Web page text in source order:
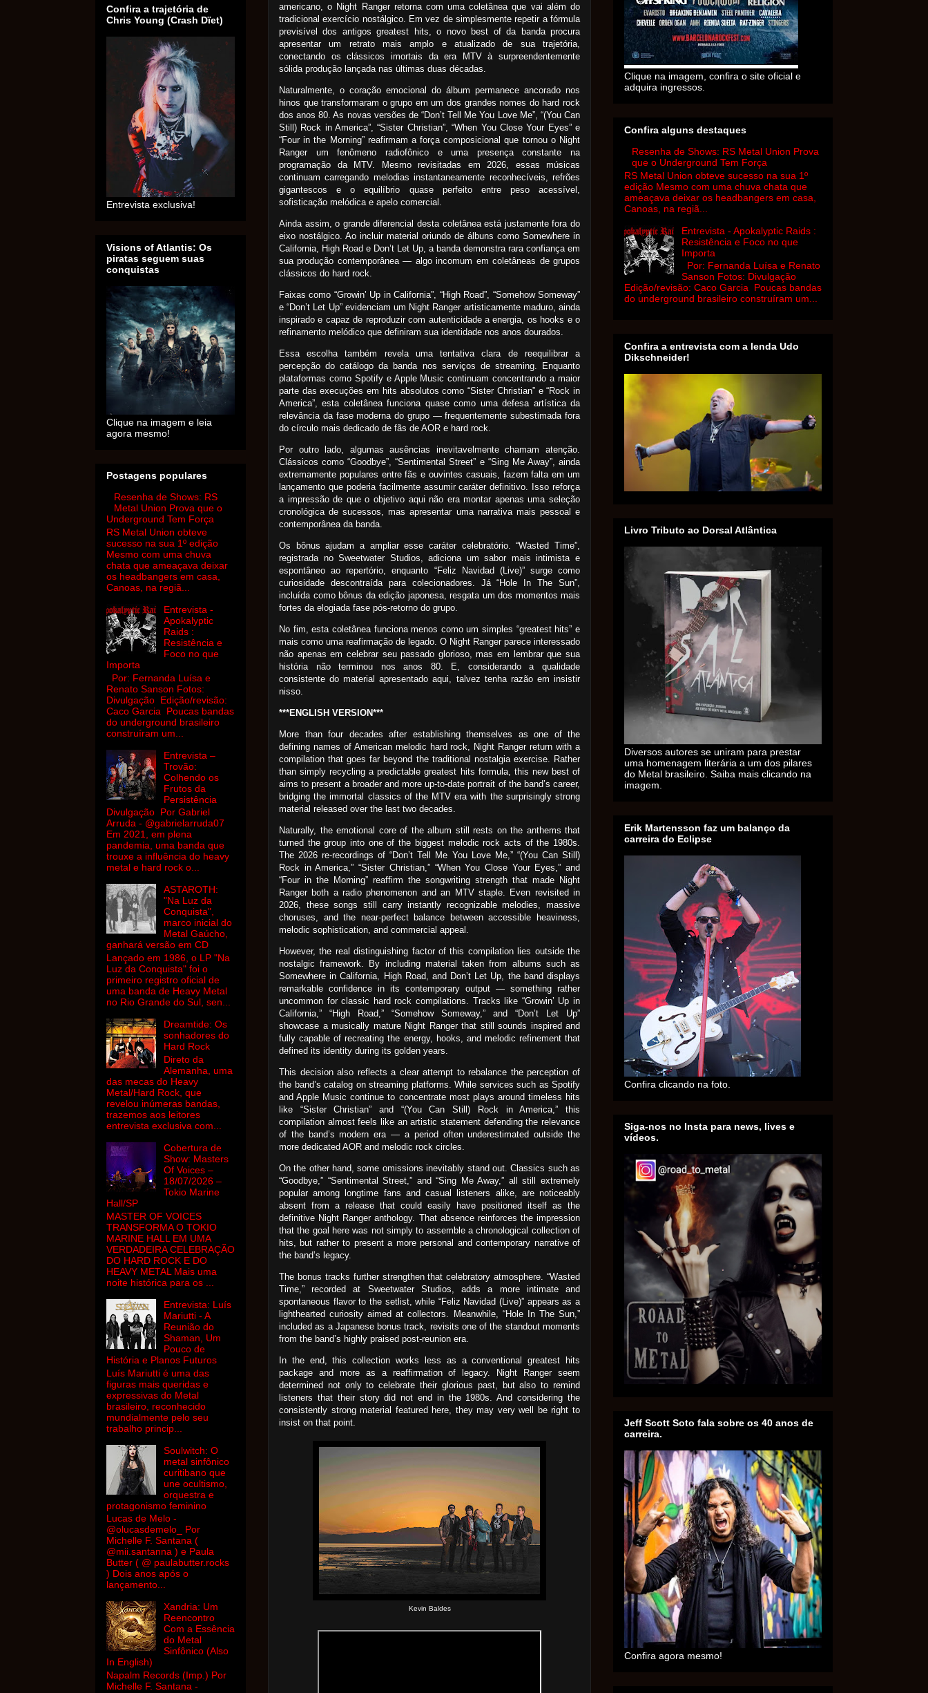
americano, o Night Ranger retorna com uma coletânea que vai além do
tradicional exercício nostálgico. Em vez de simplesmente repetir a fórmula
previsível dos antigos greatest hits, o novo best of da banda procura
apresentar um retrato mais amplo e atualizado de sua trajetória,
conectando os clássicos imortais da era MTV à surpreendentemente
sólida produção lançada nas últimas duas décadas.
Naturalmente, o coração emocional do álbum permanece ancorado nos
hinos que transformaram o grupo em um dos grandes nomes do hard rock
dos anos 80. As novas versões de “Don’t Tell Me You Love Me”, “(You Can
Still) Rock in America”, “Sister Christian”, “When You Close Your Eyes” e
“Four in the Morning” reafirmam a força composicional que tornou o Night
Ranger um fenômeno radiofônico e uma presença constante na
programação da MTV. Mesmo revisitadas em 2026, essas músicas
continuam carregando melodias instantaneamente reconhecíveis, refrões
gigantescos e o equilíbrio quase perfeito entre peso acessível,
sofisticação melódica e apelo comercial.
Ainda assim, o grande diferencial desta coletânea está justamente fora do
eixo nostálgico. Ao incluir material oriundo de álbuns como Somewhere in
California, High Road e Don’t Let Up, a banda demonstra rara confiança em
sua produção contemporânea — algo incomum em coletâneas de grupos
clássicos do hard rock.
Faixas como “Growin’ Up in California”, “High Road”, “Somehow Someway”
e “Don’t Let Up” evidenciam um Night Ranger artisticamente maduro, ainda
inspirado e capaz de reproduzir com autenticidade a energia, os hooks e o
refinamento melódico que definiram sua identidade nos anos dourados.
Essa escolha também revela uma tentativa clara de reequilibrar a
percepção do catálogo da banda nos serviços de streaming. Enquanto
plataformas como Spotify e Apple Music continuam concentrando a maior
parte das execuções em hits absolutos como “Sister Christian” e “Rock in
America”, esta coletânea funciona quase como uma defesa artística da
relevância da fase moderna do grupo — frequentemente subestimada fora
do círculo mais dedicado de fãs de AOR e hard rock.
Por outro lado, algumas ausências inevitavelmente chamam atenção.
Clássicos como “Goodbye”, “Sentimental Street” e “Sing Me Away”, ainda
extremamente populares entre fãs e ouvintes casuais, fazem falta em um
lançamento que poderia facilmente assumir caráter definitivo. Isso reforça
a impressão de que o objetivo aqui não era montar apenas uma seleção
cronológica de sucessos, mas apresentar uma narrativa mais pessoal e
contemporânea da banda.
Os bônus ajudam a ampliar esse caráter celebratório. “Wasted Time”,
registrada no Sweetwater Studios, adiciona um sabor mais intimista e
espontâneo ao repertório, enquanto “Feliz Navidad (Live)” surge como
curiosidade descontraída para colecionadores. Já “Hole In The Sun”,
incluída como bônus da edição japonesa, resgata um dos momentos mais
fortes da elogiada fase pós-retorno do grupo.
No fim, esta coletânea funciona menos como um simples “greatest hits” e
mais como uma reafirmação de legado. O Night Ranger parece interessado
não apenas em celebrar seu passado glorioso, mas em lembrar que sua
história não terminou nos anos 80. E, considerando a qualidade
consistente do material apresentado aqui, talvez tenha razão em insistir
nisso.
***ENGLISH VERSION***
More than four decades after establishing themselves as one of the
defining names of American melodic hard rock, Night Ranger return with a
compilation that goes far beyond the traditional nostalgia exercise. Rather
than simply recycling a predictable greatest hits formula, this new best of
aims to present a broader and more up-to-date portrait of the band’s career,
bridging the immortal classics of the MTV era with the surprisingly strong
material released over the last two decades.
Naturally, the emotional core of the album still rests on the anthems that
turned the group into one of the biggest melodic rock acts of the 1980s.
The 2026 re-recordings of “Don’t Tell Me You Love Me,” “(You Can Still)
Rock in America,” “Sister Christian,” “When You Close Your Eyes,” and
“Four in the Morning” reaffirm the songwriting strength that made Night
Ranger both a radio phenomenon and an MTV staple. Even revisited in
2026, these songs still carry instantly recognizable melodies, massive
choruses, and the near-perfect balance between accessible heaviness,
melodic sophistication, and commercial appeal.
However, the real distinguishing factor of this compilation lies outside the
nostalgic framework. By including material taken from albums such as
Somewhere in California, High Road, and Don’t Let Up, the band displays
remarkable confidence in its contemporary output — something rather
uncommon for classic hard rock compilations. Tracks like “Growin’ Up in
California,” “High Road,” “Somehow Someway,” and “Don’t Let Up”
showcase a musically mature Night Ranger that still sounds inspired and
fully capable of recreating the energy, hooks, and melodic refinement that
defined its identity during its golden years.
This decision also reflects a clear attempt to rebalance the perception of
the band’s catalog on streaming platforms. While services such as Spotify
and Apple Music continue to concentrate most plays around timeless hits
like “Sister Christian” and “(You Can Still) Rock in America,” this
compilation almost feels like an artistic statement defending the relevance
of the band’s modern era — a period often underestimated outside the
more dedicated AOR and melodic rock circles.
On the other hand, some omissions inevitably stand out. Classics such as
“Goodbye,” “Sentimental Street,” and “Sing Me Away,” all still extremely
popular among longtime fans and casual listeners alike, are noticeably
absent from a release that could easily have positioned itself as the
definitive Night Ranger anthology. That absence reinforces the impression
that the goal here was not simply to assemble a chronological collection of
hits, but rather to present a more personal and contemporary narrative of
the band’s legacy.
The bonus tracks further strengthen that celebratory atmosphere. “Wasted
Time,” recorded at Sweetwater Studios, adds a more intimate and
spontaneous flavor to the setlist, while “Feliz Navidad (Live)” appears as a
lighthearted curiosity aimed at collectors. Meanwhile, “Hole In The Sun,”
included as a Japanese bonus track, revisits one of the standout moments
from the band’s highly praised post-reunion era.
In the end, this collection works less as a conventional greatest hits
package and more as a reaffirmation of legacy. Night Ranger seem
determined not only to celebrate their glorious past, but also to remind
listeners that their story did not end in the 1980s. And considering the
consistently strong material featured here, they may very well be right to
insist on that point.
Kevin Baldes
Confira a trajetória de
Chris Young (Crash Dïet)
Entrevista exclusiva!
Visions of Atlantis: Os
piratas seguem suas
conquistas
Clique na imagem e leia
agora mesmo!
Postagens populares
Resenha de Shows: RS
Metal Union Prova que o
Underground Tem Força
RS Metal Union obteve
sucesso na sua 1º edição
Mesmo com uma chuva
chata que ameaçava deixar
os headbangers em casa,
Canoas, na regiã...
Entrevista -
Apokalyptic
Raids :
Resistência e
Foco no que
Importa
Por: Fernanda Luísa e
Renato Sanson Fotos:
Divulgação Edição/revisão:
Caco Garcia Poucas bandas
do underground brasileiro
construíram um...
Entrevista –
Trovão:
Colhendo os
Frutos da
Persistência
Divulgação Por Gabriel
Arruda - @gabrielarruda07
Em 2021, em plena
pandemia, uma banda que
trouxe a influência do heavy
metal e hard rock o...
ASTAROTH:
"Na Luz da
Conquista",
marco inicial do
Metal Gaúcho,
ganhará versão em CD
Lançado em 1986, o LP "Na
Luz da Conquista" foi o
primeiro registro oficial de
uma banda de Heavy Metal
no Rio Grande do Sul, sen...
Dreamtide: Os
sonhadores do
Hard Rock
Direto da
Alemanha, uma
das mecas do Heavy
Metal/Hard Rock, que
revelou inúmeras bandas,
trazemos aos leitores
entrevista exclusiva com...
Cobertura de
Show: Masters
Of Voices –
18/07/2026 –
Tokio Marine
Hall/SP
MASTER OF VOICES
TRANSFORMA O TOKIO
MARINE HALL EM UMA
VERDADEIRA CELEBRAÇÃO
DO HARD ROCK E DO
HEAVY METAL Mais uma
noite histórica para os ...
Entrevista: Luís
Mariutti - A
Reunião do
Shaman, Um
Pouco de
História e Planos Futuros
Luís Mariutti é uma das
figuras mais queridas e
expressivas do Metal
brasileiro, reconhecido
mundialmente pelo seu
trabalho princip...
Soulwitch: O
metal sinfônico
curitibano que
une ocultismo,
orquestra e
protagonismo feminino
Lucas de Melo -
@olucasdemelo_ Por
Michelle F. Santana (
@mii.santanna ) e Paula
Butter ( @ paulabutter.rocks
) Dois anos após o
lançamento...
Xandria: Um
Reencontro
Com a Essência
do Metal
Sinfônico (Also
In English)
Napalm Records (Imp.) Por
Michelle F. Santana -
Clique na imagem, confira o site oficial e
adquira ingressos.
Confira alguns destaques
Resenha de Shows: RS Metal Union Prova
que o Underground Tem Força
RS Metal Union obteve sucesso na sua 1º
edição Mesmo com uma chuva chata que
ameaçava deixar os headbangers em casa,
Canoas, na regiã...
Entrevista - Apokalyptic Raids :
Resistência e Foco no que
Importa
Por: Fernanda Luísa e Renato
Sanson Fotos: Divulgação
Edição/revisão: Caco Garcia Poucas bandas
do underground brasileiro construíram um...
Confira a entrevista com a lenda Udo
Dikschneider!
Livro Tributo ao Dorsal Atlântica
Diversos autores se uniram para prestar
uma homenagem literária a um dos pilares
do Metal brasileiro. Saiba mais clicando na
imagem.
Erik Martensson faz um balanço da
carreira do Eclipse
Confira clicando na foto.
Siga-nos no Insta para news, lives e
vídeos.
Jeff Scott Soto fala sobre os 40 anos de
carreira.
Confira agora mesmo!